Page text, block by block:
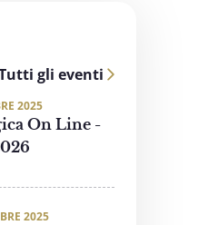
gli eventi
2025
On Line -
2025